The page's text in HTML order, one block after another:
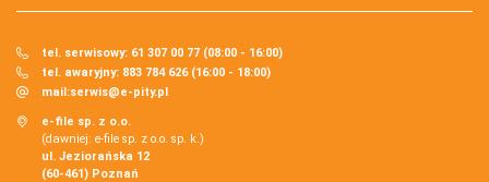
tel. serwisowy: 61 307 00 77 (08:00 - 16:00)
tel. awaryjny: 883 784 626 (16:00 - 18:00)
mail:serwis@e-pity.pl
e-file sp. z o.o.
(dawniej: e-file sp. z o.o. sp. k.)
ul. Jeziorańska 12
(60-461) Poznań